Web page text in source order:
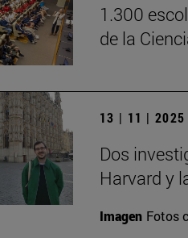
1.300
de la
13 | 11 | 2025
Dos
Harvard y
Imagen Fotos